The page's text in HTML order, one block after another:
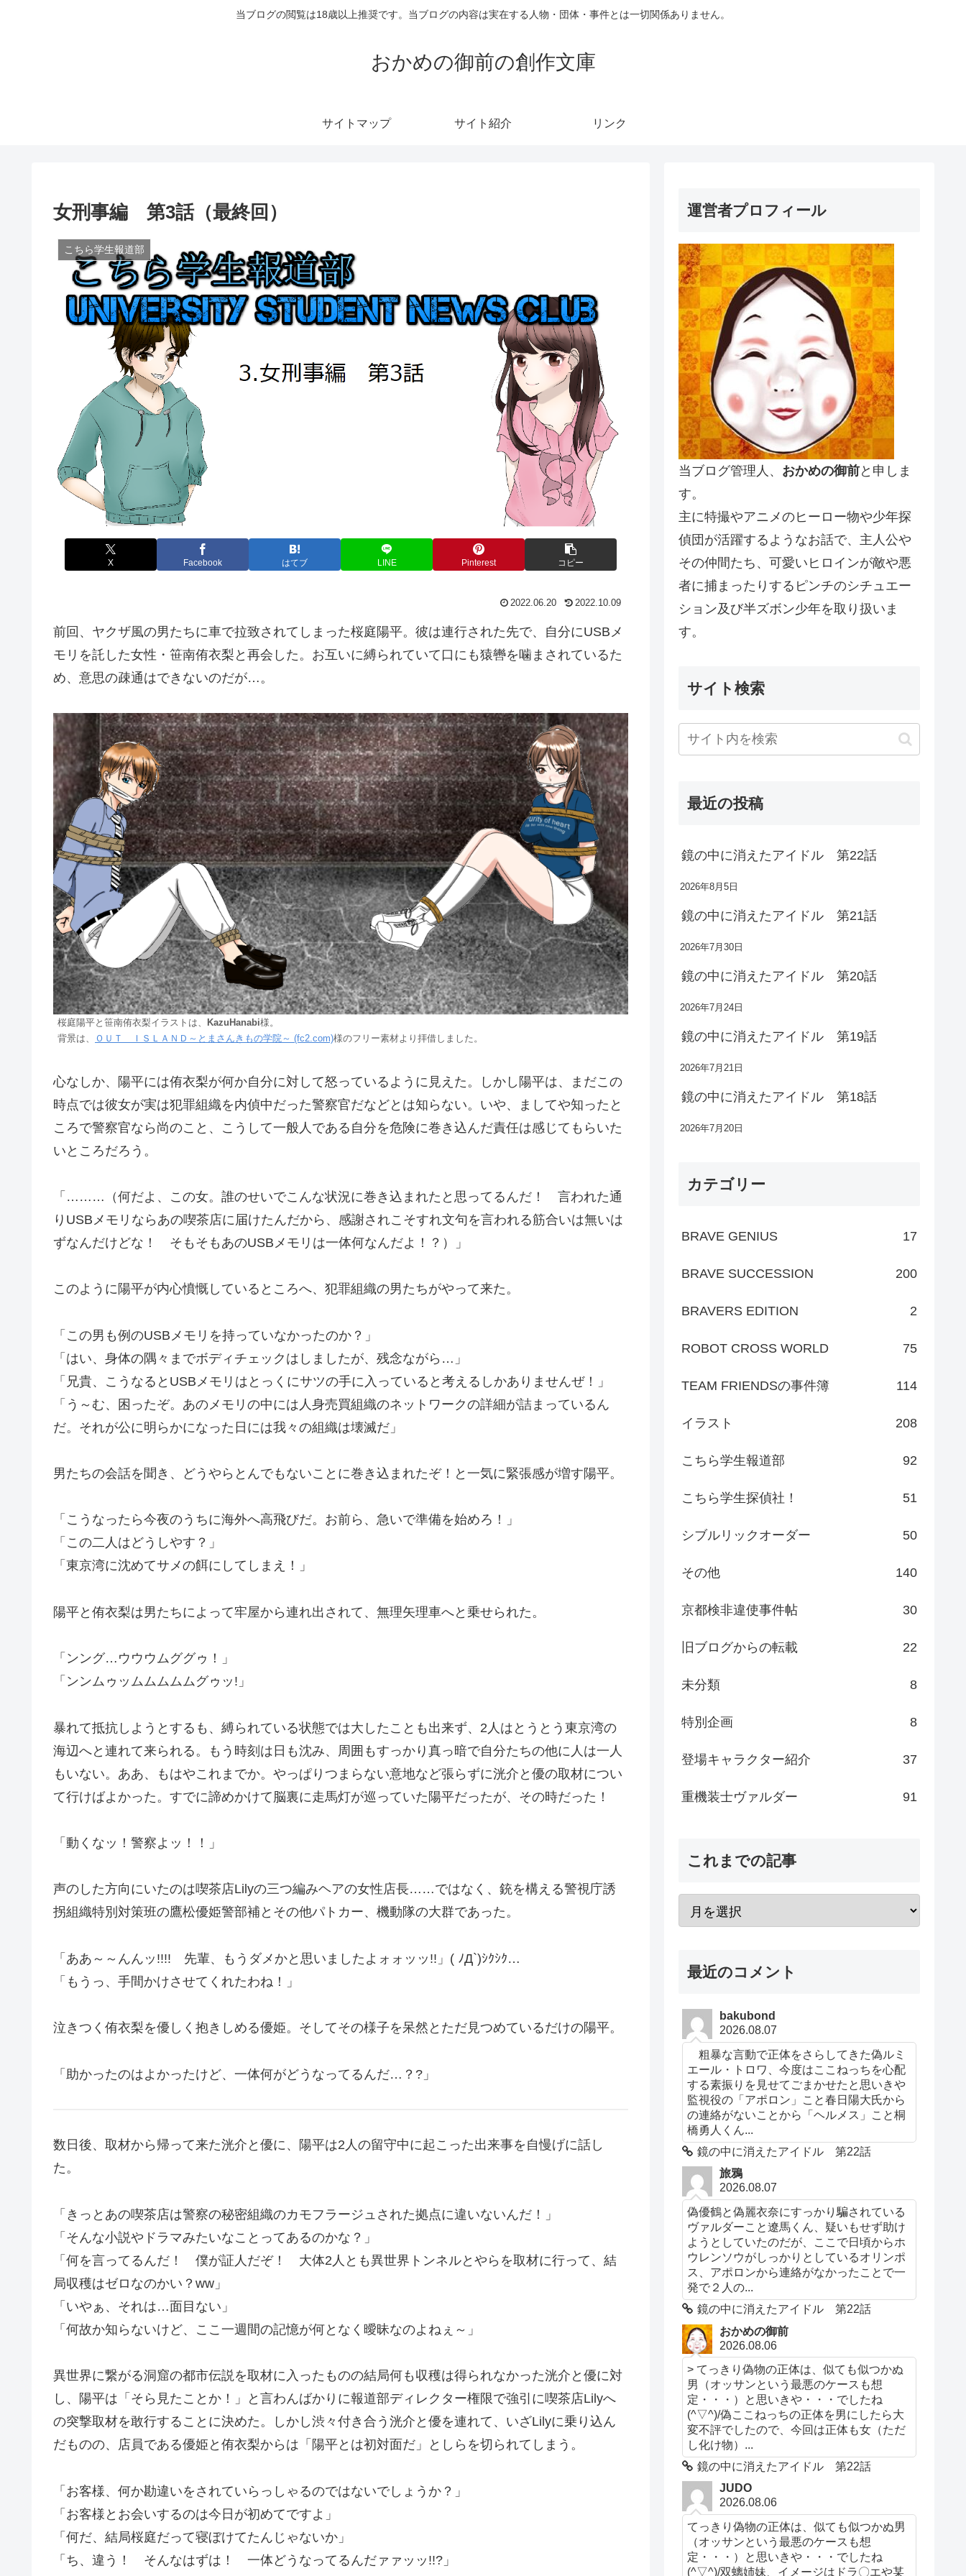
当ブログの閲覧は18歳以上推奨です。当ブログの内容は実在する人物・団体・事件とは一切関係ありません。
おかめの御前の創作文庫
サイトマップ サイト紹介 リンク
女刑事編 第3話（最終回）
こちら学生報道部
X Facebook はてブ LINE Pinterest コピー
2022.06.20 2022.10.09
前回、ヤクザ風の男たちに車で拉致されてしまった桜庭陽平。彼は連行された先で、自分にUSBメ
モリを託した女性・笹南侑衣梨と再会した。お互いに縛られていて口にも猿轡を噛まされているた
め、意思の疎通はできないのだが…。
桜庭陽平と笹南侑衣梨イラストは、 KazuHanabi様。
背景は、
ＯＵＴ ＩＳＬＡＮＤ～とまさんきもの学院～ (fc2.com)様のフリー素材より拝借しました。
心なしか、陽平には侑衣梨が何か自分に対して怒っているように見えた。しかし陽平は、まだこの
時点では彼女が実は犯罪組織を内偵中だった警察官だなどとは知らない。いや、ましてや知ったと
ころで警察官なら尚のこと、こうして一般人である自分を危険に巻き込んだ責任は感じてもらいた
いところだろう。
「………（何だよ、この女。誰のせいでこんな状況に巻き込まれたと思ってるんだ！ 言われた通
りUSBメモリならあの喫茶店に届けたんだから、感謝されこそすれ文句を言われる筋合いは無いは
ずなんだけどな！ そもそもあのUSBメモリは一体何なんだよ！？）」
このように陽平が内心憤慨しているところへ、犯罪組織の男たちがやって来た。
「この男も例のUSBメモリを持っていなかったのか？」
「はい、身体の隅々までボディチェックはしましたが、残念ながら…」
「兄貴、こうなるとUSBメモリはとっくにサツの手に入っていると考えるしかありませんぜ！」
「う～む、困ったぞ。あのメモリの中には人身売買組織のネットワークの詳細が詰まっているん
だ。それが公に明らかになった日には我々の組織は壊滅だ」
男たちの会話を聞き、どうやらとんでもないことに巻き込まれたぞ！と一気に緊張感が増す陽平。
「こうなったら今夜のうちに海外へ高飛びだ。お前ら、急いで準備を始めろ！」
「この二人はどうしやす？」
「東京湾に沈めてサメの餌にしてしまえ！」
陽平と侑衣梨は男たちによって牢屋から連れ出されて、無理矢理車へと乗せられた。
「ンング…ウウウムググゥ！」
「ンンムゥッムムムムムグゥッ!」
暴れて抵抗しようとするも、縛られている状態では大したことも出来ず、2人はとうとう東京湾の
海辺へと連れて来られる。もう時刻は日も沈み、周囲もすっかり真っ暗で自分たちの他に人は一人
もいない。ああ、もはやこれまでか。やっぱりつまらない意地など張らずに洸介と優の取材につい
て行けばよかった。すでに諦めかけて脳裏に走馬灯が巡っていた陽平だったが、その時だった！
「動くなッ！警察よッ！！」
声のした方向にいたのは喫茶店Lilyの三つ編みヘアの女性店長……ではなく、銃を構える警視庁誘
拐組織特別対策班の鷹松優姫警部補とその他パトカー、機動隊の大群であった。
「ああ～～んんッ!!!! 先輩、もうダメかと思いましたよォォッッ!!」( ﾉД`)ｼｸｼｸ…
「もうっ、手間かけさせてくれたわね！」
泣きつく侑衣梨を優しく抱きしめる優姫。そしてその様子を呆然とただ見つめているだけの陽平。
「助かったのはよかったけど、一体何がどうなってるんだ…？?」
数日後、取材から帰って来た洸介と優に、陽平は2人の留守中に起こった出来事を自慢げに話し
た。
「きっとあの喫茶店は警察の秘密組織のカモフラージュされた拠点に違いないんだ！」
「そんな小説やドラマみたいなことってあるのかな？」
「何を言ってるんだ！ 僕が証人だぞ！ 大体2人とも異世界トンネルとやらを取材に行って、結
局収穫はゼロなのかい？ww」
「いやぁ、それは…面目ない」
「何故か知らないけど、ここ一週間の記憶が何となく曖昧なのよねぇ～」
異世界に繋がる洞窟の都市伝説を取材に入ったものの結局何も収穫は得られなかった洸介と優に対
し、陽平は「そら見たことか！」と言わんばかりに報道部ディレクター権限で強引に喫茶店Lilyへ
の突撃取材を敢行することに決めた。しかし渋々付き合う洸介と優を連れて、いざLilyに乗り込ん
だものの、店員である優姫と侑衣梨からは「陽平とは初対面だ」としらを切られてしまう。
「お客様、何か勘違いをされていらっしゃるのではないでしょうか？」
「お客様とお会いするのは今日が初めてですよ」
「何だ、結局桜庭だって寝ぼけてたんじゃないか」
「ち、違う！ そんなはずは！ 一体どうなってるんだァァッッ!!?」
運営者プロフィール
当ブログ管理人、 おかめの御前と申しま
す。
主に特撮やアニメのヒーロー物や少年探
偵団が活躍するようなお話で、主人公や
その仲間たち、可愛いヒロインが敵や悪
者に捕まったりするピンチのシチュエー
ション及び半ズボン少年を取り扱いま
す。
サイト検索
最近の投稿
鏡の中に消えたアイドル 第22話
2026年8月5日
鏡の中に消えたアイドル 第21話
2026年7月30日
鏡の中に消えたアイドル 第20話
2026年7月24日
鏡の中に消えたアイドル 第19話
2026年7月21日
鏡の中に消えたアイドル 第18話
2026年7月20日
カテゴリー
BRAVE GENIUS 17
BRAVE SUCCESSION 200
BRAVERS EDITION 2
ROBOT CROSS WORLD 75
TEAM FRIENDSの事件簿 114
イラスト 208
こちら学生報道部 92
こちら学生探偵社！ 51
シブルリックオーダー 50
その他 140
京都検非違使事件帖 30
旧ブログからの転載 22
未分類 8
特別企画 8
登場キャラクター紹介 37
重機装士ヴァルダー 91
これまでの記事
最近のコメント
bakubond
2026.08.07
粗暴な言動で正体をさらしてきた偽ルミ
エール・トロワ、今度はここねっちを心配
する素振りを見せてごまかせたと思いきや
監視役の「アポロン」こと春日陽大氏から
の連絡がないことから「ヘルメス」こと桐
橋勇人くん...
鏡の中に消えたアイドル 第22話
旅鴉
2026.08.07
偽優鶴と偽麗衣奈にすっかり騙されている
ヴァルダーこと遼馬くん、疑いもせず助け
ようとしていたのだが、ここで日頃からホ
ウレンソウがしっかりとしているオリンポ
ス、アポロンから連絡がなかったことで一
発で２人の...
鏡の中に消えたアイドル 第22話
おかめの御前
2026.08.06
> てっきり偽物の正体は、似ても似つかぬ
男（オッサンという最悪のケースも想
定・・・）と思いきや・・・でしたね
(^▽^)/偽ここねっちの正体を男にしたら大
変不評でしたので、今回は正体も女（ただ
し化け物）...
鏡の中に消えたアイドル 第22話
JUDO
2026.08.06
てっきり偽物の正体は、似ても似つかぬ男
（オッサンという最悪のケースも想
定・・・）と思いきや・・・でしたね
(^▽^)/双螭姉妹、イメージはドラ〇エや某